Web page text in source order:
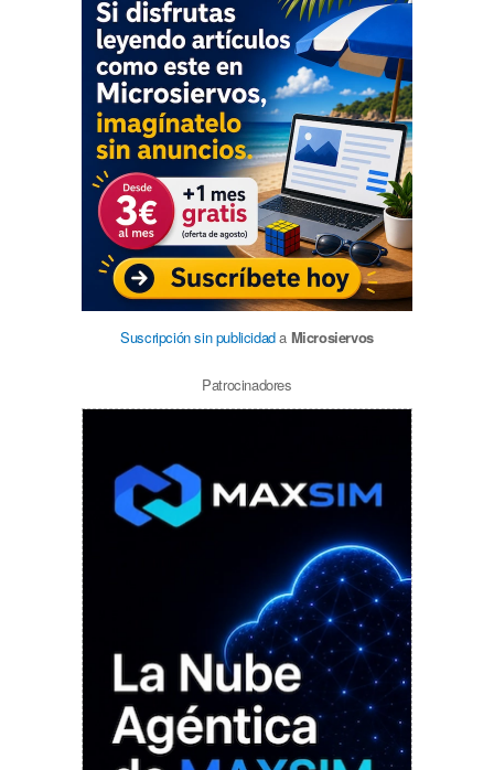
Suscripción sin publicidada Microsiervos
Patrocinadores